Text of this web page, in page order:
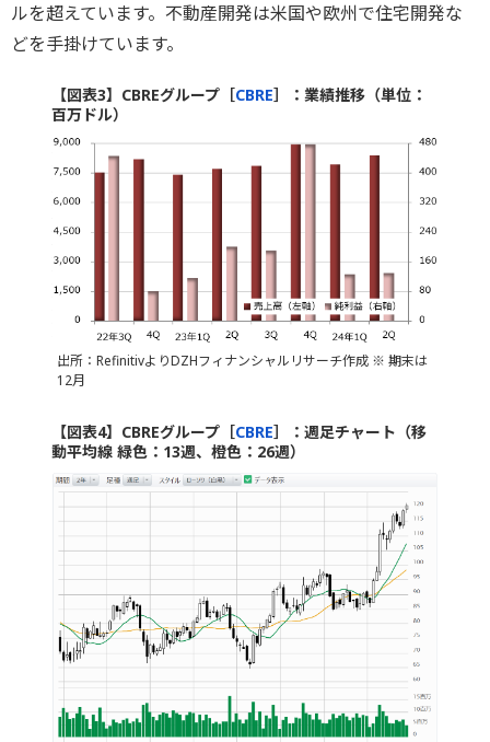
ルを超えています。不動産開発は米国や欧州で住宅開発な
どを手掛けています。
【図表3】CBREグループ［CBRE］：業績推移（単位：
百万ドル）
出所：RefinitivよりDZHフィナンシャルリサーチ作成 ※ 期末は
12月
【図表4】CBREグループ［CBRE］：週足チャート（移
動平均線 緑色：13週、橙色：26週）